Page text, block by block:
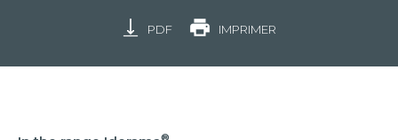
PDF IMPRIMER